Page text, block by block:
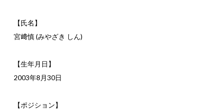
【氏名】
宮﨑慎 (みやざき しん)
【生年月日】
2003年8月30日
【ポジション】